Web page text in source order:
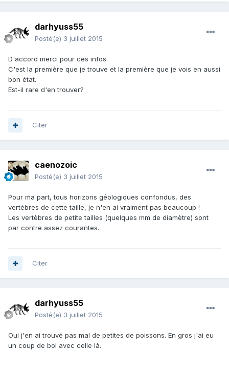
darhyuss55
Posté(e) 3 juillet 2015
D'accord merci pour ces infos.
C'est la première que je trouve et la première que je vois en aussi
bon état.
Est-il rare d'en trouver?
Citer
caenozoic
Posté(e) 3 juillet 2015
Pour ma part, tous horizons géologiques confondus, des
vertèbres de cette taille, je n'en ai vraiment pas beaucoup !
Les vertèbres de petite tailles (quelques mm de diamètre) sont
par contre assez courantes.
Citer
darhyuss55
Posté(e) 3 juillet 2015
Oui j'en ai trouvé pas mal de petites de poissons. En gros j'ai eu
un coup de bol avec celle là.